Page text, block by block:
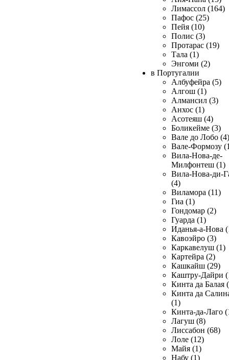
Лимассол (164)
Пафос (25)
Пейя (10)
Полис (3)
Протарас (19)
Тала (1)
Энгоми (2)
в Португалии
Албуфейра (5)
Алгош (1)
Алмансил (3)
Анхос (1)
Асотеяш (4)
Боликейме (3)
Вале до Лобо (4)
Вале-Формозу
Вила-Нова-де-
Милфонтеш (1)
Вила-Нова-ди-
(4)
Виламора (11)
Гиа (1)
Гондомар (2)
Гуарда (1)
Иданья-а-Нова
Кавоэйро (3)
Каркавелуш (1)
Картейра (2)
Кашкайш (29)
Каштру-Дайри
Кинта да Балая
Кинта да
(1)
Кинта-да-Лаго
Лагуш (8)
Лиссабон (68)
Лоле (12)
Майя (1)
Набу (1)